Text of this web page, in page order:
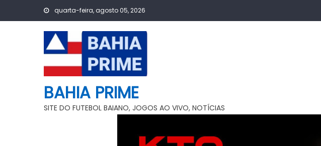
quarta-feira, agosto 05, 2026
BAHIA PRIME
SITE DO FUTEBOL BAIANO, JOGOS AO VIVO, NOTÍCIAS